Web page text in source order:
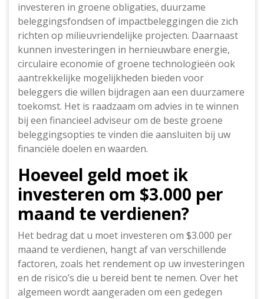
investeren in groene obligaties, duurzame
beleggingsfondsen of impactbeleggingen die zich
richten op milieuvriendelijke projecten. Daarnaast
kunnen investeringen in hernieuwbare energie,
circulaire economie of groene technologieën ook
aantrekkelijke mogelijkheden bieden voor
beleggers die willen bijdragen aan een duurzamere
toekomst. Het is raadzaam om advies in te winnen
bij een financieel adviseur om de beste groene
beleggingsopties te vinden die aansluiten bij uw
financiële doelen en waarden.
Hoeveel geld moet ik
investeren om $3.000 per
maand te verdienen?
Het bedrag dat u moet investeren om $3.000 per
maand te verdienen, hangt af van verschillende
factoren, zoals het rendement op uw investeringen
en de risico’s die u bereid bent te nemen. Over het
algemeen wordt aangeraden om een gedegen